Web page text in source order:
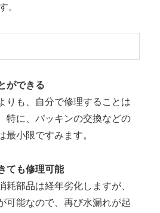
。
ができる
りも、自分で修理することは
特に、パッキンの交換などの
最小限ですみます。
ても修理可能
耗部品は経年劣化しますが、
可能なので、再び水漏れが起